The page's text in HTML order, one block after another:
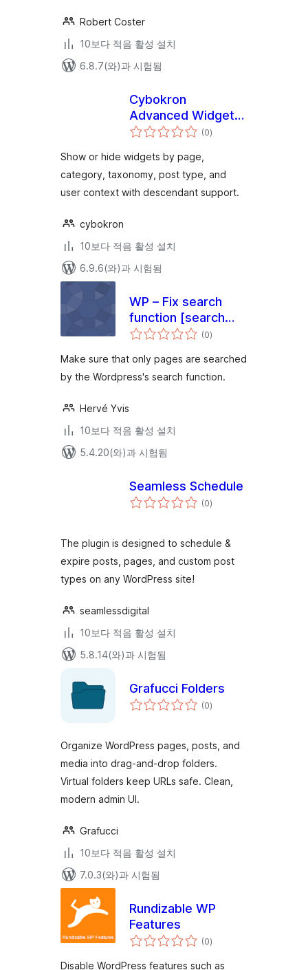
Robert Coster
10보다 적음 활성 설치
6.8.7(와)과 시험됨
Cybokron
Advanced Widget
Visibility
(0전
체)
Show or hide widgets by page,
category, taxonomy, post type, and
user context with descendant support.
cybokron
10보다 적음 활성 설치
6.9.6(와)과 시험됨
WP – Fix search
function [search
only pages] (0전
체
점
)
Make sure that only pages are searched
by the Wordpress's search function.
Hervé Yvis
10보다 적음 활성 설치
5.4.20(와)과 시험됨
Seamless Schedule
(0전
체)
The plugin is designed to schedule &
expire posts, pages, and custom post
types on any WordPress site!
seamlessdigital
10보다 적음 활성 설치
5.8.14(와)과 시험됨
Grafucci Folders
(0전
체)
Organize WordPress pages, posts, and
media into drag-and-drop folders.
Virtual folders keep URLs safe. Clean,
modern admin UI.
Grafucci
10보다 적음 활성 설치
7.0.3(와)과 시험됨
Rundizable WP
Features
(0전
체
점
)
Disable WordPress features such as